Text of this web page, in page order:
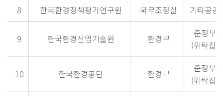
8 한국환경정책평가연구원 국무조정실 기타공공
9 한국환경산업기술원 환경부
준정부
(위탁집
10 한국환경공단 환경부
준정부
(위탁집